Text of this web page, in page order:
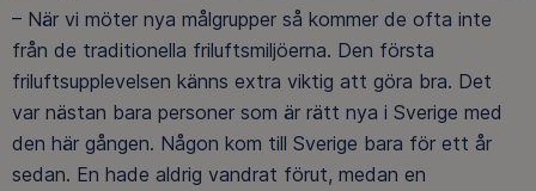
– När vi möter nya målgrupper så kommer de ofta inte
från de traditionella friluftsmiljöerna. Den första
friluftsupplevelsen känns extra viktig att göra bra. Det
var nästan bara personer som är rätt nya i Sverige med
den här gången. Någon kom till Sverige bara för ett år
sedan. En hade aldrig vandrat förut, medan en